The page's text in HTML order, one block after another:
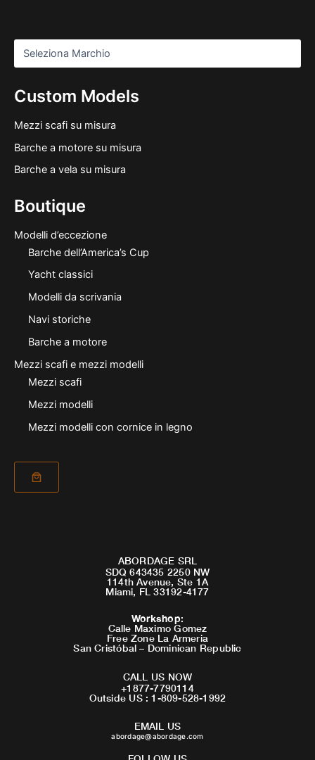
Custom Models
Mezzi scafi su misura
Barche a motore su misura
Barche a vela su misura
Boutique
Modelli d’eccezione
Barche dell’America’s Cup
Yacht classici
Modelli da scrivania
Navi storiche
Barche a motore
Mezzi scafi e mezzi modelli
Mezzi scafi
Mezzi modelli
Mezzi modelli con cornice in legno
ABORDAGE SRL
SDQ 643435 2250 NW
114th Avenue, Ste 1A
Miami, FL 33192-4177
Workshop:
Calle Maximo Gomez
Free Zone La Armeria
San Cristóbal – Dominican Republic
CALL US NOW
+1877-7790114
Outside US : 1-809-528-1992
EMAIL US
abordage@abordage.com